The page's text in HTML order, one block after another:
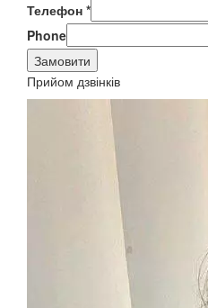
Телефон *
Phone
Замовити
Прийом дзвінків